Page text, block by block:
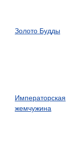
Золото Будды
Императорская
жемчужина